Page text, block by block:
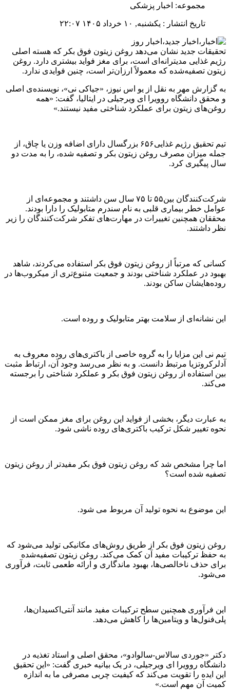
مجموعه: اخبار پزشکی
تاریخ انتشار : یکشنبه, ۱۰ خرداد ۱۴۰۵ ۲۲:۰۷
تحقیقات جدید نشان می‌دهد روغن زیتون فوق بکر که هسته‌ اصلی
رژیم غذایی مدیترانه‌ای است، برای مغز فواید بیشتری دارد. روغن
زیتون تصفیه‌شده که معمولاً ارزان‌تر است، چنین فوایدی ندارد.
به گزارش مهر به نقل از یو اس نیوز، «جیاکی نی»، نویسنده‌ی اصلی
و محقق دانشگاه روویرا ای ویرجیلی در ایتالیا، گفت: «همه‌
روغن‌های زیتون برای عملکرد شناختی مفید نیستند.»
تیم تحقیق رژیم غذایی۶۵۶ بزرگسال دارای اضافه وزن یا چاق، از
جمله میزان مصرف روغن زیتون بکر و تصفیه شده، را به مدت دو
سال پیگیری کرد.
شرکت‌کنندگان بین۵۵ تا ۷۵ سال سن داشتند و مجموعه‌ای از
عوامل خطر بیماری قلبی به نام سندرم متابولیک را دارا بودند.
محققان همچنین تغییرات در مهارت‌های تفکر شرکت‌کنندگان را زیر
نظر داشتند.
کسانی که مرتباً از روغن زیتون فوق بکر استفاده می‌کردند، شاهد
بهبود در عملکرد شناختی بودند و جمعیت متنوع‌تری از میکروب‌ها در
روده‌هایشان ساکن بودند.
این نشانه‌ای از سلامت بهتر متابولیک و روده است.
تیم نی این مزایا را به گروه خاصی از باکتری‌های روده معروف به
آدلرکروتزیا مرتبط دانست. و به نظر می‌رسد وجود آن، ارتباط مثبت
بین استفاده از روغن زیتون فوق بکر و عملکرد شناختی را برجسته
می‌کند.
به عبارت دیگر، بخشی از فواید این روغن برای مغز ممکن است از
نحوه تغییر شکل ترکیب باکتری‌های روده ناشی شود.
اما چرا مشخص شد که روغن زیتون فوق بکر مفیدتر از روغن زیتون
تصفیه شده است؟
این موضوع به نحوه تولید آن مربوط می شود.
روغن زیتون فوق بکر از طریق روش‌های مکانیکی تولید می‌شود که
به حفظ ترکیبات مفید آن کمک می‌کند. روغن زیتون تصفیه‌شده
برای حذف ناخالصی‌ها، بهبود ماندگاری و ارائه طعمی ثابت، فرآوری
می‌شود.
این فرآوری همچنین سطح ترکیبات مفید مانند آنتی‌اکسیدان‌ها،
پلی‌فنول‌ها و ویتامین‌ها را کاهش می‌دهد.
دکتر «جوردی سالاس-سالوادو»، محقق اصلی و استاد تغذیه در
دانشگاه روویرا ای ویرجیلی، در یک بیانیه خبری گفت: «این تحقیق
این ایده را تقویت می‌کند که کیفیت چربی مصرفی ما به اندازه
کمیت آن مهم است.»